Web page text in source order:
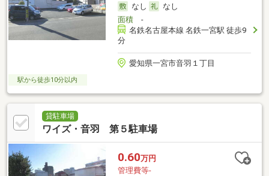
なし
なし
面積-
名鉄名古屋本線 名鉄一宮駅 徒歩9
分
愛知県一宮市音羽１丁目
駅から徒歩10分以内
貸駐車場
ワイズ・音羽 第５駐車場
0.60万円
管理費等-